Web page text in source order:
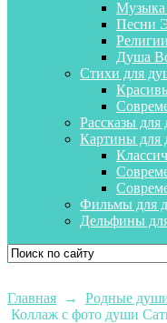
Песни
Душа
Стихи для
Рассказы
Картины для
Фильмы для
Дельфины
Главная → Родные
Коллаж с фото души